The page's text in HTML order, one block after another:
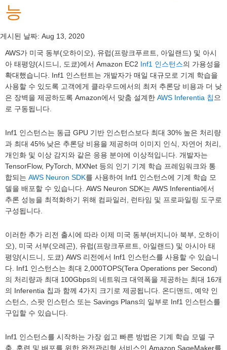
능
게시된 날짜: Aug 13, 2020
AWS가 미국 동부(오하이오), 유럽(프랑크푸르트, 아일랜드) 및 아시
아 태평양(시드니, 도쿄)에서 Amazon EC2 Inf1 인스턴스의 가용성을
확대했습니다. Inf1 인스턴트는 개발자가 매일 대규모로 기계 학습을
사용할 수 있도록 고객에게 클라우드에서의 최저 추론당 비용과 더 낮
은 장벽을 제공하도록 Amazon에서 맞춤 설계한 AWS Inferentia 칩 으
로 구동됩니다.
Inf1 인스턴스는 동급 GPU 기반 인스턴스보다 최대 30% 높은 처리량
과 최대 45% 낮은 추론당 비용을 제공하며 이미지 인식, 자연어 처리,
개인화 및 이상 감지와 같은 응용 분야에 이상적입니다. 개발자는
TensorFlow, PyTorch, MXNet 등의 인기 기계 학습 프레임워크와 통
합되는 AWS Neuron SDK를 사용하여 Inf1 인스턴스에 기계 학습 모
델을 배포할 수 있습니다. AWS Neuron SDK는 AWS Inferentia에서
추론 성능을 최적화하기 위해 컴파일러, 런타임 및 프로파일링 도구로
구성됩니다.
이러한 추가 리전 출시에 따라 이제 미국 동부(버지니아 북부, 오하이
오), 미국 서부(오레곤), 유럽(프랑크푸르트, 아일랜드) 및 아시아 태
평양(시드니, 도쿄) AWS 리전에서 Inf1 인스턴스를 사용할 수 있습니
다. Inf1 인스턴스는 최대 2,000TOPS(Tera Operations per Second)
의 처리량과 최대 100Gbps의 네트워크 대역폭을 제공하는 최대 16개
의 Inferentia 칩과 함께 4가지 크기로 제공됩니다. 온디맨드, 예약 인
스턴스, 스팟 인스턴스 또는 Savings Plans의 일부로 Inf1 인스턴스를
구입할 수 있습니다.
Inf1 인스턴스를 시작하는 가장 쉽고 빠른 방법은 기계 학습 모델 구
축, 훈련 및 배포를 위한 완전관리형 서비스인 Amazon SageMaker를